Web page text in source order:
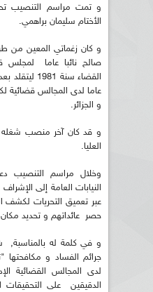
و تمت مراسم التنصيب
الأختام سليمان براهمي.
و كان زغماتي المعين من
صالح نائبا عاما لمجلس
القضاء سنة
عاما لدى المجالس
و الجزائر.
و قد كان آخر منصب
العليا.
وخلال مراسم التنصيب
النيابات العامة إلى
عبر تعميق التحريات لكشف
حصر عائداتهم و تحديد مكان
و في كلمة له بالمناسبة,
جرائم الفساد و
لدى المجالس القضائية
الدقيقين على التحقيقات